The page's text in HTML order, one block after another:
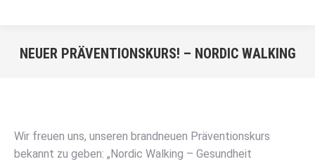
NEUER PRÄVENTIONSKURS! – NORDIC WALKING
Wir freuen uns, unseren brandneuen Präventionskurs
bekannt zu geben: „Nordic Walking – Gesundheit